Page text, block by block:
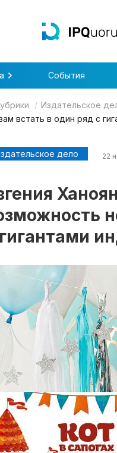
индустрии
События
Издательское
встать в один ряд с
дело 22